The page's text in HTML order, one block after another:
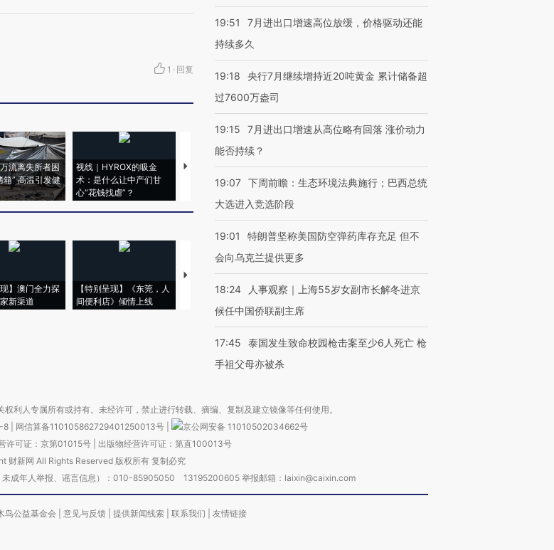
1 · 回复
流离失所者困
箱” 高温引发健
视线｜HYROX的吸金
术：是什么让中产们甘
心“花钱找虐”？
马航飞行员跨国走私7万
粒摇头丸 尿检体内含3种
视线｜被称为“蟑螂”的印
度Z世代 用街头抗争将教
视线｜“入侵”还是“人道危
机”？难民潮撕裂西班牙
现】澳门全力探
新渠道
【特别呈现】《东莞，人
间便利店》倾情上线
【推广】走进第四届链博
会，让数智科技“链”接产
【特别呈现】寻找100种
【商旅对话】华住集团
CFO：不靠规模取胜，华
19:51
7月进出口增速高位放缓，价格驱动还能
持续多久
19:18
央行7月继续增持近20吨黄金 累计储备超
过7600万盎司
19:15
7月进出口增速从高位略有回落 涨价动力
能否持续？
19:07 下周前瞻：生态环境法典施行；巴西总统
大选进入竞选阶段
19:01
特朗普坚称美国防空弹药库存充足 但不
会向乌克兰提供更多
18:24
人事观察｜上海55岁女副市长解冬进京
候任中国侨联副主席
17:45
泰国发生致命校园枪击案至少6人死亡 枪
手祖父母亦被杀
利人专属所有或持有。未经许可，禁止进行转载、摘编、复制及建立镜像等任何使用。
8 网信算备110105862729401250013号
京公网安备 11010502034662号
许可证：京第01015号| 出版物经营许可证：第直100013号
财新网 All Rights Reserved 版权所有 复制必究
未成年人举报、谣言信息）：010-85905050 13195200605 举报邮箱：laixin@caixin.com
鸟公益基金会 意见与反馈 提供新闻线索 联系我们 友情链接